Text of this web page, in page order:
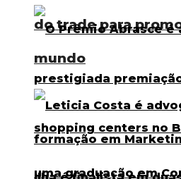
do trade para
mundo